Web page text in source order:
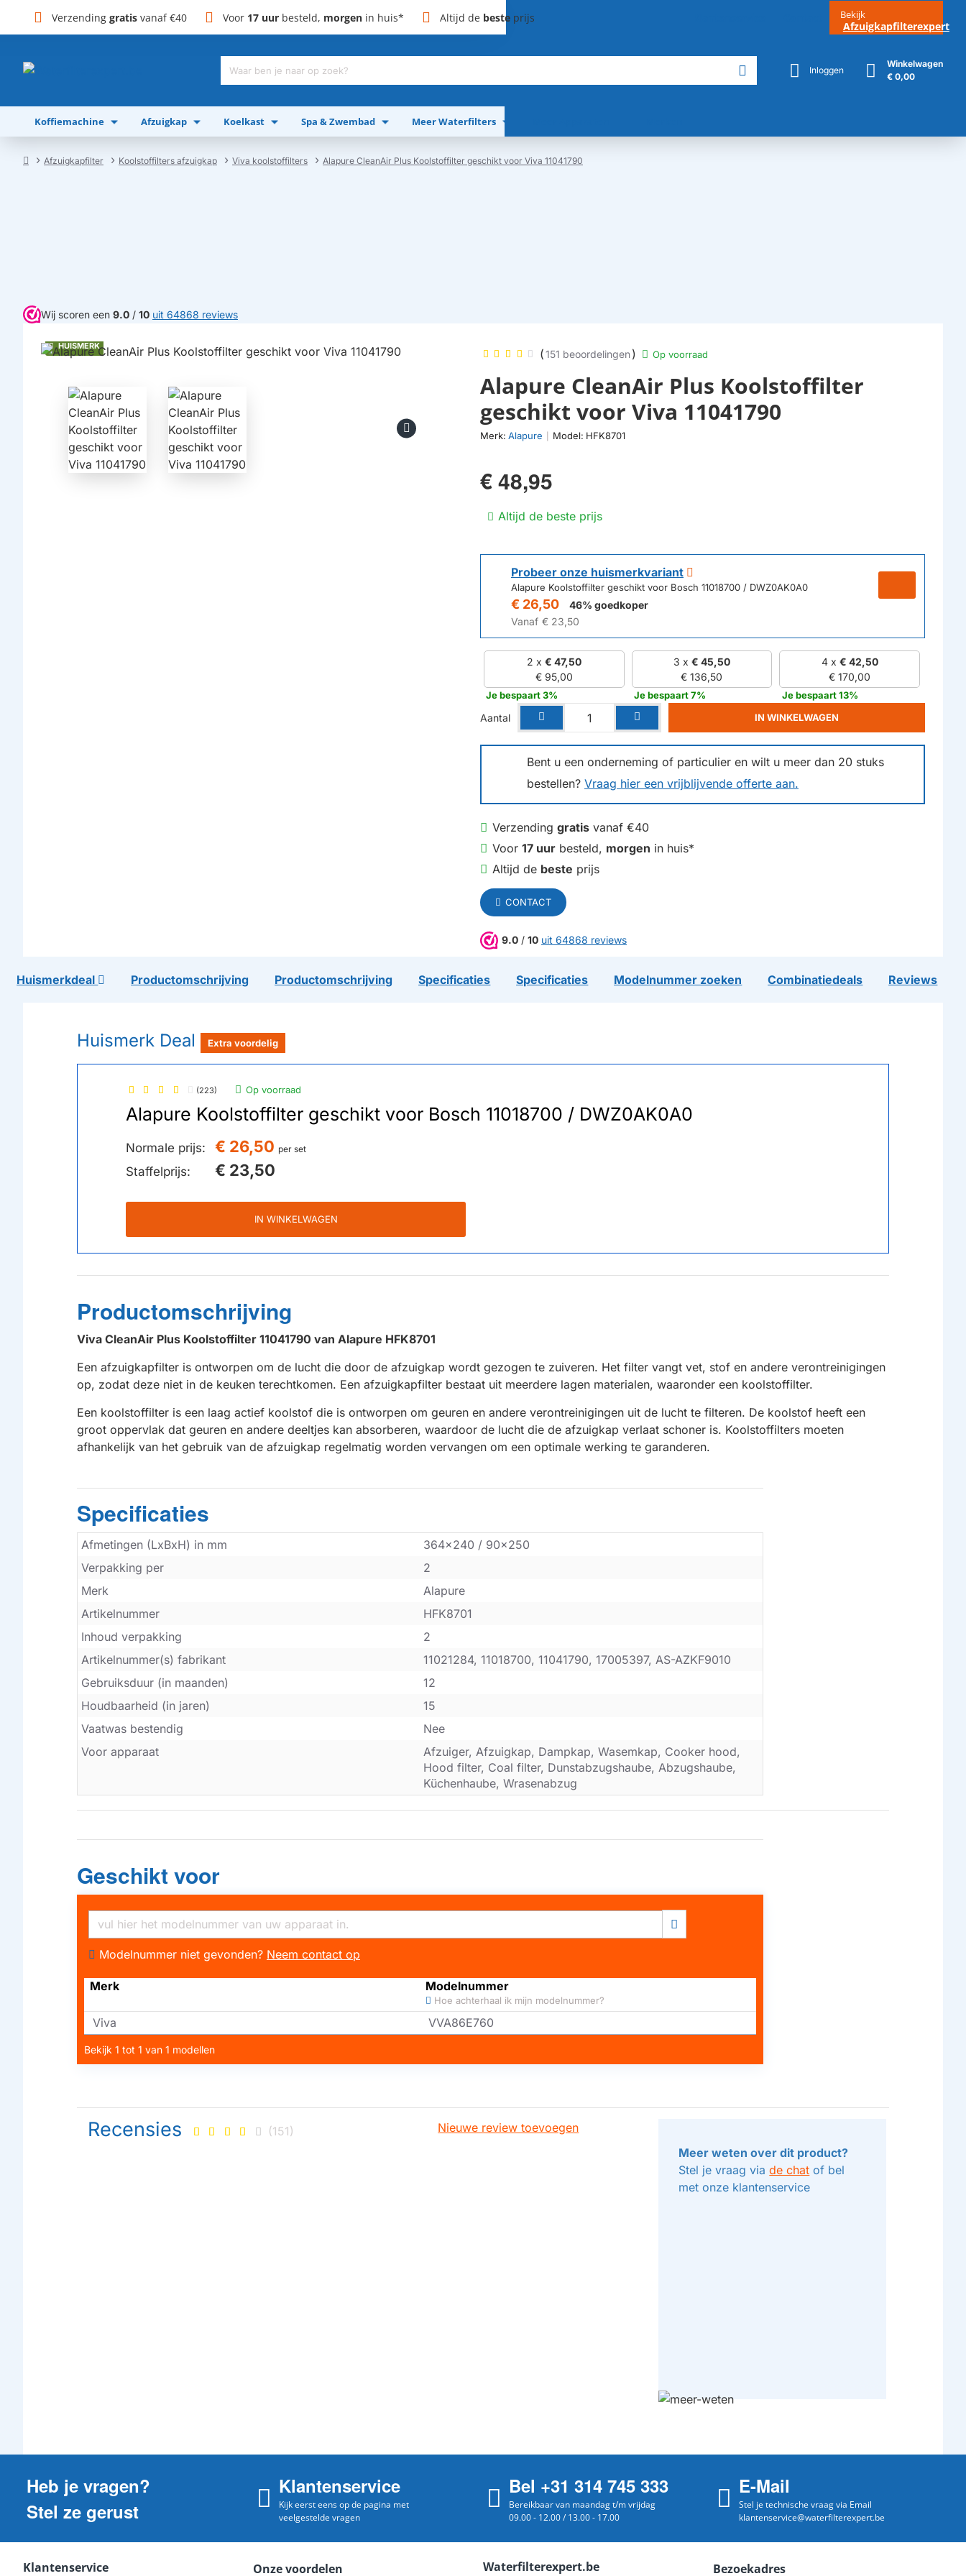
Verzending gratis vanaf €40 Voor 17 uur besteld, morgen in huis* Altijd de beste prijs Bekijk
Afzuigkapfilterexpert
Waar
je
naar
op
Inloggen
Winkelwagen
€ 0,00
Koffiemachine Afzuigkap Koelkast Spa & Zwembad Meer Waterfilters
Afzuigkapfilter Koolstoffilters afzuigkap Viva koolstoffilters Alapure CleanAir Plus Koolstoffilter geschikt voor Viva 11041790
Wij scoren een 9.0 / 10 uit 64868 reviews
HUISMERK
Alapure CleanAir Plus Koolstoffilter
geschikt voor Viva 11041790
Merk: Alapure Model: HFK8701
(151 beoordelingen) Op voorraad
€ 48,95
Altijd de beste prijs
Probeer onze huismerkvariant
Alapure Koolstoffilter geschikt voor Bosch 11018700 / DWZ0AK0A0
€ 26,50
46% goedkoper
Vanaf € 23,50
2 x € 47,50
€ 95,00
Je bespaart 3%
3 x € 45,50
€ 136,50
Je bespaart 7%
4 x € 42,50
€ 170,00
Je bespaart 13%
Bent u een onderneming of particulier en wilt u meer dan 20 stuks
bestellen? Vraag hier een vrijblijvende offerte aan.
Aantal IN WINKELWAGEN
Verzending gratis vanaf €40
Voor 17 uur besteld, morgen in huis*
Altijd de beste prijs
CONTACT
9.0 / 10 uit 64868 reviews
Huismerkdeal Productomschrijving Productomschrijving Specificaties Specificaties Modelnummer zoeken Combinatiedeals Reviews
Huismerk Deal Extra voordelig
(223) Op voorraad
Alapure Koolstoffilter geschikt voor Bosch 11018700 / DWZ0AK0A0
Normale prijs: € 26,50 per set
Staffelprijs: € 23,50
IN WINKELWAGEN
Productomschrijving
Viva CleanAir Plus Koolstoffilter 11041790 van Alapure HFK8701
Een afzuigkapfilter is ontworpen om de lucht die door de afzuigkap wordt gezogen te zuiveren. Het filter vangt vet, stof en andere verontreinigingen
op, zodat deze niet in de keuken terechtkomen. Een afzuigkapfilter bestaat uit meerdere lagen materialen, waaronder een koolstoffilter.
Een koolstoffilter is een laag actief koolstof die is ontworpen om geuren en andere verontreinigingen uit de lucht te filteren. De koolstof heeft een
groot oppervlak dat geuren en andere deeltjes kan absorberen, waardoor de lucht die de afzuigkap verlaat schoner is. Koolstoffilters moeten
afhankelijk van het gebruik van de afzuigkap regelmatig worden vervangen om een optimale werking te garanderen.
Specificaties
Afmetingen (LxBxH) in mm
364x240 / 90x250
Verpakking per
2
Merk
Alapure
Artikelnummer
HFK8701
Inhoud verpakking
2
Artikelnummer(s) fabrikant
11021284, 11018700, 11041790, 17005397, AS-AZKF9010
Gebruiksduur (in maanden)
12
Houdbaarheid (in jaren)
15
Vaatwas bestendig
Nee
Voor apparaat
Afzuiger, Afzuigkap, Dampkap, Wasemkap, Cooker hood,
Hood filter, Coal filter, Dunstabzugshaube, Abzugshaube,
Küchenhaube, Wrasenabzug
Geschikt voor
Modelnummer niet gevonden? Neem contact op
Merk Modelnummer
Hoe achterhaal ik mijn modelnummer?
Viva VVA86E760
Bekijk 1 tot 1 van 1 modellen
Recensies (151)
Nieuwe review toevoegen
Meer weten over dit product?
Stel je vraag viade chat of bel
met onze klantenservice
Heb je vragen?
Stel ze gerust
Klantenservice
Kijk eerst eens op de pagina met
veelgestelde vragen
Bel +31 314 745 333
Bereikbaar van maandag t/m vrijdag
09.00 - 12.00 / 13.00 - 17.00
E-Mail
Stel je technische vraag via Email
klantenservice@waterfilterexpert.be
Klantenservice Onze voordelen Waterfilterexpert.be Bezoekadres